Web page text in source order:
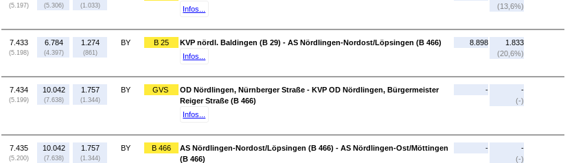
(5.197) (5.306) (1.033)
Infos...
(13,6%)
7.433
(5.198)
6.784
(4.397)
1.274
(861)
BY B 25
KVP nördl. Baldingen (B 29) - AS Nördlingen-Nordost/Löpsingen (B 466)
Infos...
8.898
1.833
(20,6%)
7.434
(5.199)
10.042
(7.638)
1.757
(1.344)
BY GVS
OD Nördlingen, Nürnberger Straße - KVP OD Nördlingen, Bürgermeister
Reiger Straße (B 466)
Infos...
-
-
(-)
7.435
(5.200)
10.042
(7.638)
1.757
(1.344)
BY B 466
AS Nördlingen-Nordost/Löpsingen (B 466) - AS Nördlingen-Ost/Möttingen
(B 466)
-
-
(-)